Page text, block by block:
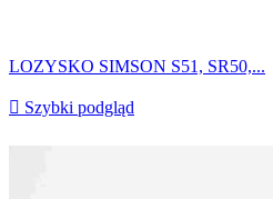
LOZYSKO SIMSON S51, SR50,...
 Szybki podgląd